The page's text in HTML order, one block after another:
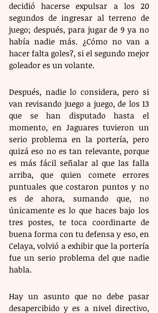
decidió hacerse expulsar a los 20
segundos de ingresar al terreno de
juego; después, para jugar de 9 ya no
había nadie más. ¿Cómo no van a
hacer falta goles?, si el segundo mejor
goleador es un volante.
Después, nadie lo considera, pero si
van revisando juego a juego, de los 13
que se han disputado hasta el
momento, en Jaguares tuvieron un
serio problema en la portería, pero
quizá eso no es tan relevante, porque
es más fácil señalar al que las falla
arriba, que quien comete errores
puntuales que costaron puntos y no
es de ahora, sumando que, no
únicamente es lo que haces bajo los
tres postes, te toca coordinarte de
buena forma con tu defensa y eso, en
Celaya, volvió a exhibir que la portería
fue un serio problema del que nadie
habla.
Hay un asunto que no debe pasar
desapercibido y es a nivel directivo,